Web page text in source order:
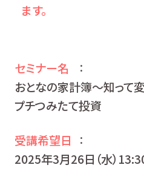
ます。
セミナー名 ：
おとなの家計簿～知って
プチつみたて投資
受講希望日 ：
2025年3月26日（水）